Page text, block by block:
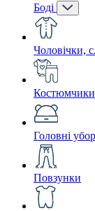
Боді
Чоловічки,
Костюмчики
Головні
Повзунки